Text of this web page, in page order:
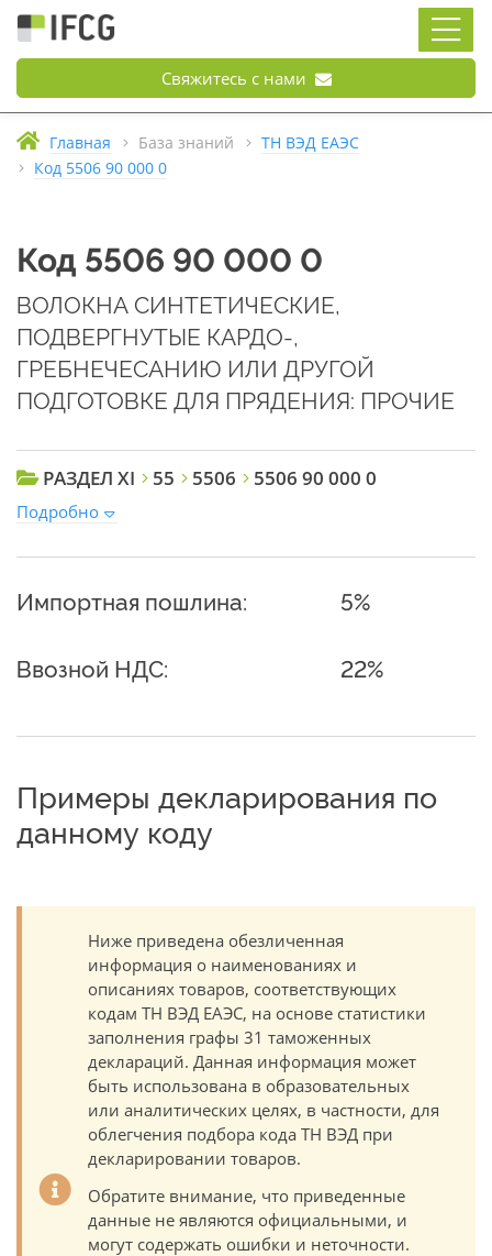
Свяжитесь с нами
Главная База знаний
ТН ВЭД ЕАЭС
Код 5506 90 000 0
Код 5506 90 000 0
ВОЛОКНА СИНТЕТИЧЕСКИЕ,
ПОДВЕРГНУТЫЕ КАРДО-,
ГРЕБНЕЧЕСАНИЮ ИЛИ ДРУГОЙ
ПОДГОТОВКЕ ДЛЯ ПРЯДЕНИЯ: ПРОЧИЕ
РАЗДЕЛ XI 55 5506 5506 90 000 0
Подробно
Импортная пошлина: 5%
Ввозной НДС: 22%
Примеры декларирования по
данному коду
Ниже приведена обезличенная
информация о наименованиях и
описаниях товаров, соответствующих
кодам ТН ВЭД ЕАЭС, на основе статистики
заполнения графы 31 таможенных
деклараций. Данная информация может
быть использована в образовательных
или аналитических целях, в частности, для
облегчения подбора кода ТН ВЭД при
декларировании товаров.
Обратите внимание, что приведенные
данные не являются официальными, и
могут содержать ошибки и неточности.